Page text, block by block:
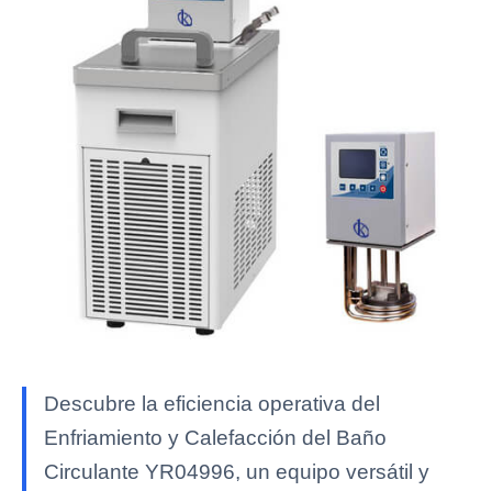
Descubre la eficiencia operativa del
Enfriamiento y Calefacción del Baño
Circulante YR04996, un equipo versátil y